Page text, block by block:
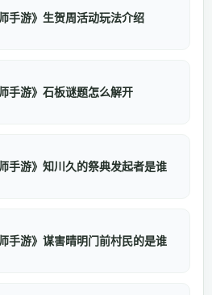
手游》生贺周活动玩法介绍
手游》石板谜题怎么解开
手游》知川久的祭典发起者是谁
手游》谋害晴明门前村民的是谁